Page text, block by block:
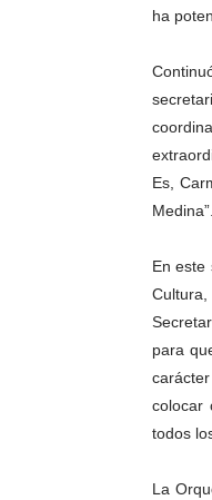
ha
Es,
Medina”.
En este
para
colocar
todos
La